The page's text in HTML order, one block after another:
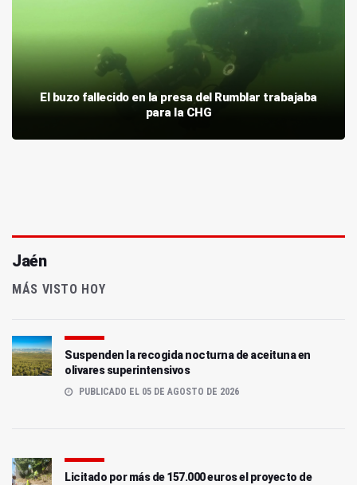
El buzo fallecido en la presa del Rumblar trabajaba
para la CHG
Jaén
MÁS VISTO HOY
Suspenden la recogida nocturna de aceituna en
olivares superintensivos
PUBLICADO EL 05 DE AGOSTO DE 2026
Licitado por más de 157.000 euros el proyecto de